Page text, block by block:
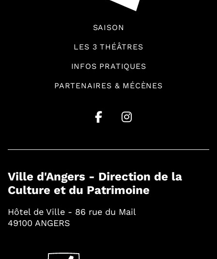
SAISON
LES 3 THÉÂTRES
INFOS PRATIQUES
PARTENAIRES & MÉCÈNES
Ville d'Angers - Direction de la
Culture et du Patrimoine
Hôtel de Ville - 86 rue du Mail
49100 ANGERS